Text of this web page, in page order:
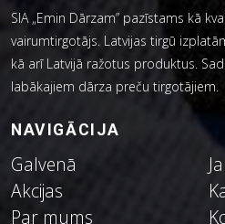
SIA „Emin Dārzam” pazīstams kā
vairumtirgotājs. Latvijas tirgū
kā arī Latvijā ražotus produktus.
labākajiem dārza preču tirgotājiem.
NAVIGĀCIJA
Galvenā
Akcijas
Par mums